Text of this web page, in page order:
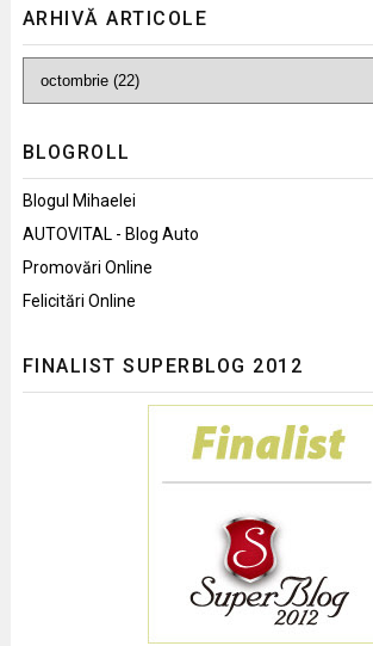
ARHIVĂ ARTICOLE
BLOGROLL
Blogul Mihaelei
AUTOVITAL - Blog Auto
Promovări Online
Felicitări Online
FINALIST SUPERBLOG 2012